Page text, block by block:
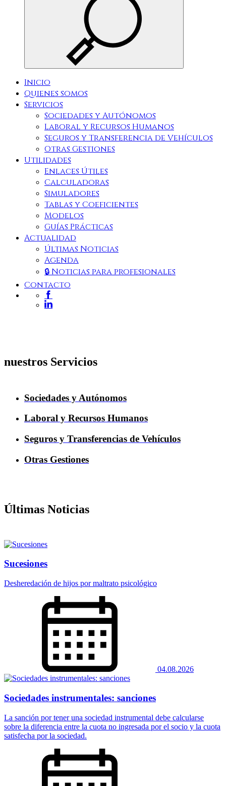
Inicio
Quienes somos
Servicios
Sociedades y Autónomos
Laboral y Recursos Humanos
Seguros y Transferencia de Vehículos
Otras Gestiones
Utilidades
Enlaces Útiles
Calculadoras
Simuladores
Tablas y Coeficientes
Modelos
Guías Prácticas
Actualidad
Últimas Noticias
Agenda
🔒 Noticias para profesionales
Contacto
nuestros Servicios
Sociedades y Autónomos
Laboral y Recursos Humanos
Seguros y Transferencias de Vehículos
Otras Gestiones
Últimas Noticias
Sucesiones
Desheredación de hijos por maltrato psicológico
04.08.2026
Sociedades instrumentales: sanciones
La sanción por tener una sociedad instrumental debe calcularse
sobre la diferencia entre la cuota no ingresada por el socio y la cuota
satisfecha por la sociedad.